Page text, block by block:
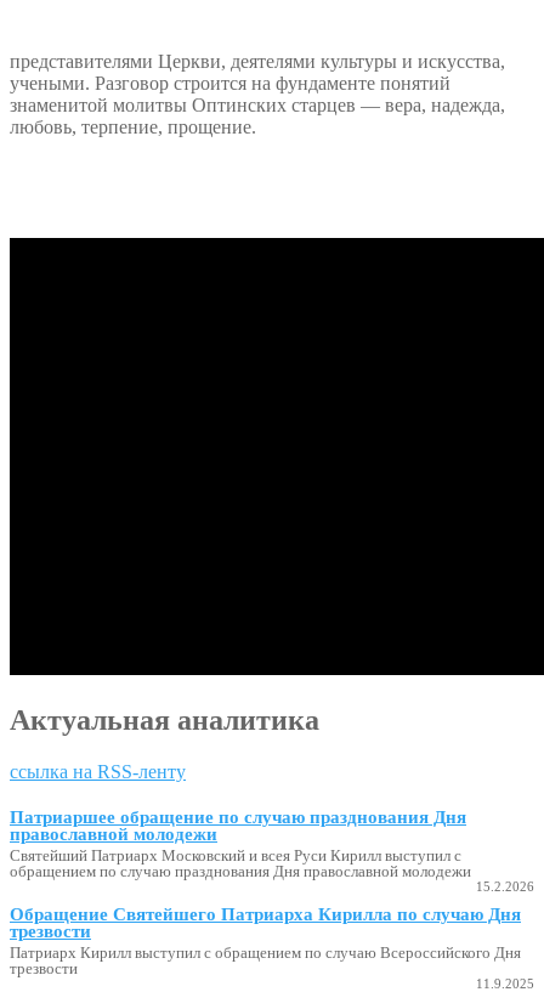
представителями Церкви, деятелями культуры и искусства,
учеными. Разговор строится на фундаменте понятий
знаменитой молитвы Оптинских старцев — вера, надежда,
любовь, терпение, прощение.
Актуальная аналитика
ссылка на RSS-ленту
Патриаршее обращение по случаю празднования Дня
православной молодежи
Святейший Патриарх Московский и всея Руси Кирилл выступил с
обращением по случаю празднования Дня православной молодежи
15.2.2026
Обращение Святейшего Патриарха Кирилла по случаю Дня
трезвости
Патриарх Кирилл выступил с обращением по случаю Всероссийского Дня
трезвости
11.9.2025